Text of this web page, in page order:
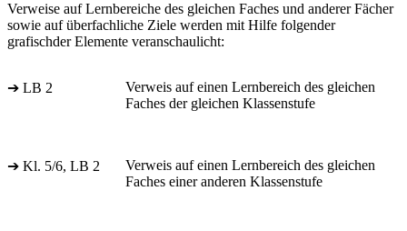
Verweise auf Lernbereiche des gleichen Faches und anderer Fächer
sowie auf überfachliche Ziele werden mit Hilfe folgender
grafischder Elemente veranschaulicht:
➔ LB 2
Verweis auf einen Lernbereich des gleichen
Faches der gleichen Klassenstufe
➔ Kl. 5/6, LB 2
Verweis auf einen Lernbereich des gleichen
Faches einer anderen Klassenstufe